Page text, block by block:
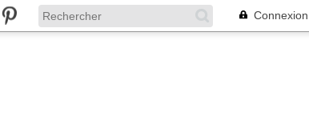
Connexion